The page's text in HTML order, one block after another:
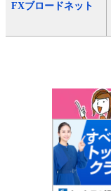
FXブロードネット